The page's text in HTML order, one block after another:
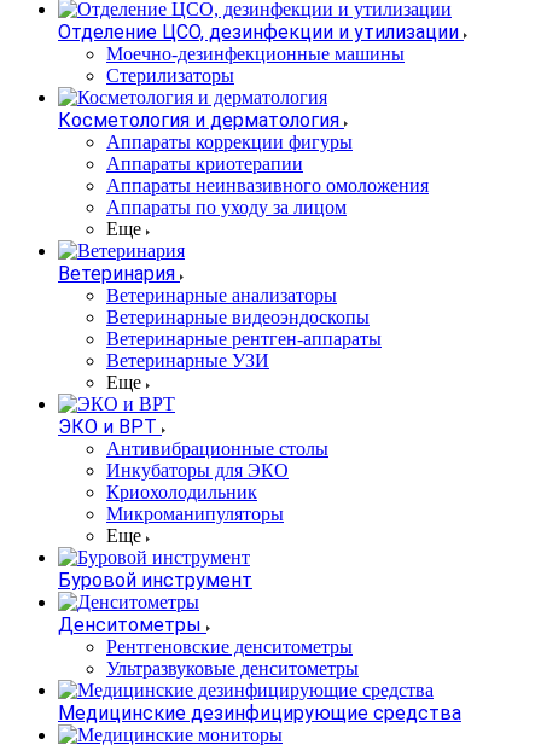
Отделение ЦСО, дезинфекции и утилизации
Моечно-дезинфекционные машины
Стерилизаторы
Косметология и дерматология
Аппараты коррекции фигуры
Аппараты криотерапии
Аппараты неинвазивного омоложения
Аппараты по уходу за лицом
Еще
Ветеринария
Ветеринарные анализаторы
Ветеринарные видеоэндоскопы
Ветеринарные рентген-аппараты
Ветеринарные УЗИ
Еще
ЭКО и ВРТ
Антивибрационные столы
Инкубаторы для ЭКО
Криохолодильник
Микроманипуляторы
Еще
Буровой инструмент
Денситометры
Рентгеновские денситометры
Ультразвуковые денситометры
Медицинские дезинфицирующие средства